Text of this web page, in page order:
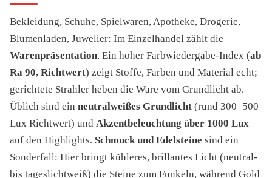
Bekleidung, Schuhe, Spielwaren, Apotheke, Drogerie,
Blumenladen, Juwelier: Im Einzelhandel zählt die
Warenpräsentation. Ein hoher Farbwiedergabe-Index (ab
Ra 90, Richtwert) zeigt Stoffe, Farben und Material echt;
gerichtete Strahler heben die Ware vom Grundlicht ab.
Üblich sind ein neutralweißes Grundlicht (rund 300–500
Lux Richtwert) und Akzentbeleuchtung über 1000 Lux
auf den Highlights. Schmuck und Edelsteine sind ein
Sonderfall: Hier bringt kühleres, brillantes Licht (neutral-
bis tageslichtweiß) die Steine zum Funkeln, während Gold